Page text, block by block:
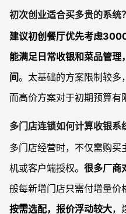
初次创业适合买多贵的系统？
建议初创餐厅优先考虑
能满足日常收银和菜品管
间。太基础的方案限制较多
而高价方案对于初期预算有
多门店连锁如何计算收银系
多门店经营时，不仅需购买
机或客户端授权。 很多厂商
般每新增门店只需付增量价
按需选配，报价浮动较大，